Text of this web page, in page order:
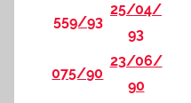
559/93
25/04/
93
075/90
23/06/
90